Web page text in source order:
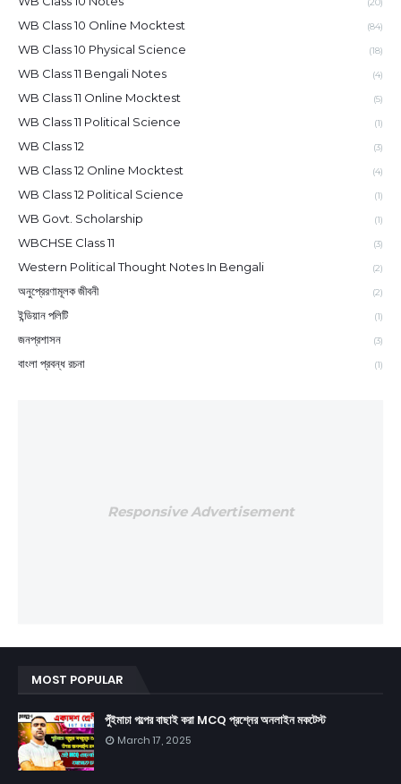
WB Class 10 Online Mocktest (84)
WB Class 10 Physical Science (18)
WB Class 11 Bengali Notes (4)
WB Class 11 Online Mocktest (5)
WB Class 11 Political Science (1)
WB Class 12 (3)
WB Class 12 Online Mocktest (4)
WB Class 12 Political Science (1)
WB Govt. Scholarship (1)
WBCHSE Class 11 (3)
Western Political Thought Notes In Bengali (2)
অনুপ্রেরণামূলক জীবনী (2)
ইন্ডিয়ান পলিটি (1)
জনপ্রশাসন (3)
বাংলা প্রবন্ধ রচনা (1)
Responsive Advertisement
MOST POPULAR
পুঁইমাচা গল্পের বাছাই করা MCQ প্রশ্নের অনলাইন মকটেস্ট
March 17, 2025